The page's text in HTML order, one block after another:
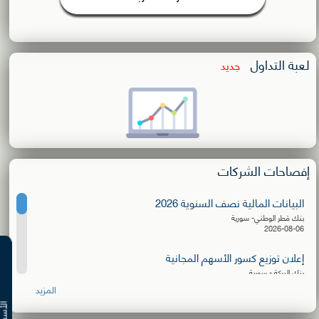
لعبة التداول جديد
إفصاحات الشركات
البيانات المالية نصف السنوية 2026
بنك قطر الوطني- سورية
2026-08-06
إعلان توزيع كسور الأسهم المجانية
بنك البركة - سورية
البيانات المالية نصف السنوية 2026
المزيد